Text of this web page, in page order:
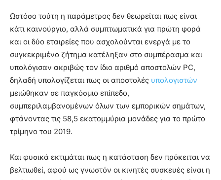
Ωστόσο τούτη η παράμετρος δεν θεωρείται πως είναι
κάτι καινούργιο, αλλά συμπτωματικά για πρώτη φορά
και οι δύο εταιρείες που ασχολούνται ενεργά με το
συγκεκριμένο ζήτημα κατέληξαν στο συμπέρασμα και
υπολόγισαν ακριβώς τον ίδιο αριθμό αποστολών PC,
δηλαδή υπολογίζεται πως οι αποστολές υπολογιστών
μειώθηκαν σε παγκόσμιο επίπεδο,
συμπεριλαμβανομένων όλων των εμπορικών σημάτων,
φτάνοντας τις 58,5 εκατομμύρια μονάδες για το πρώτο
τρίμηνο του 2019.
Και φυσικά εκτιμάται πως η κατάσταση δεν πρόκειται να
βελτιωθεί, αφού ως γνωστόν οι κινητές συσκευές είναι η